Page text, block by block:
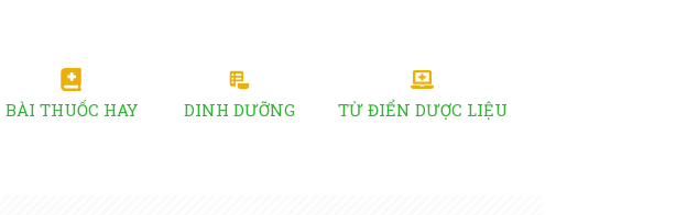
BÀI THUỐC HAY DINH DƯỠNG TỪ ĐIỂN DƯỢC LIỆU